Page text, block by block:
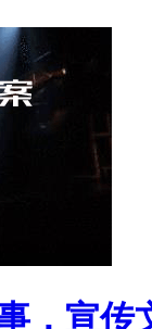
，宣传